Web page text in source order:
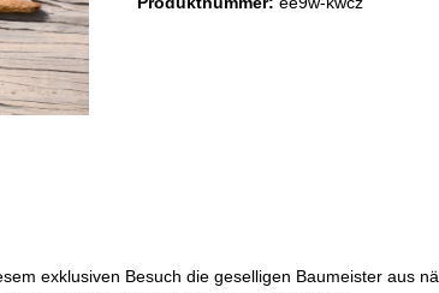
exklusiven Besuch die geselligen Baumeister